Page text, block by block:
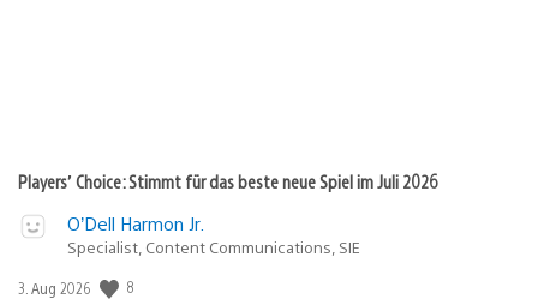
Players’ Choice: Stimmt für das beste neue Spiel im Juli 2026
O’Dell Harmon Jr.
Specialist, Content Communications, SIE
Veröffentlichungsdatum:
3. Aug 2026 8